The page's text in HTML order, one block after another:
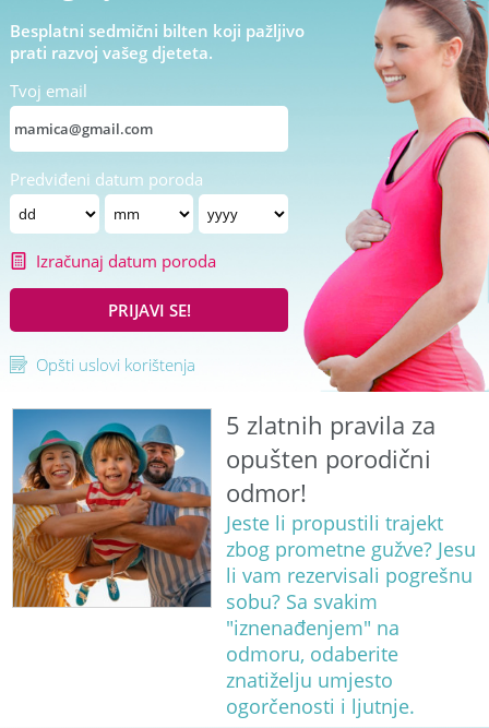
Besplatni sedmični bilten koji pažljivo
prati razvoj vašeg djeteta.
Tvoj email
Predviđeni datum poroda
Izračunaj datum poroda
PRIJAVI SE!
Opšti uslovi korištenja
5 zlatnih pravila za
opušten porodični
odmor!
Jeste li propustili trajekt
zbog prometne gužve? Jesu
li vam rezervisali pogrešnu
sobu? Sa svakim
"iznenađenjem" na
odmoru, odaberite
znatiželju umjesto
ogorčenosti i ljutnje.